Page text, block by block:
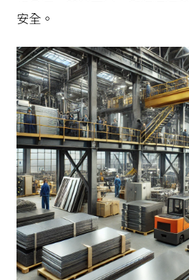
安全。